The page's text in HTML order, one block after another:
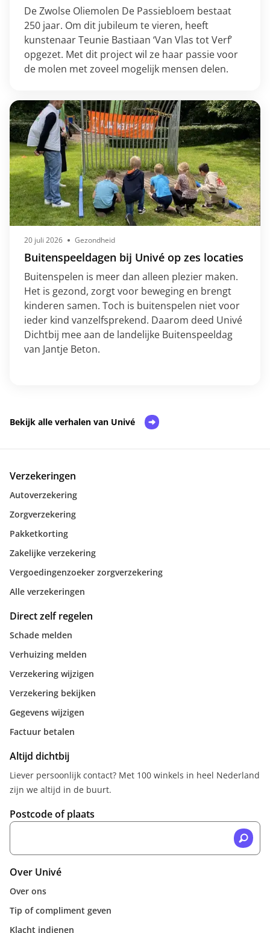
De Zwolse Oliemolen De Passiebloem bestaat
250 jaar. Om dit jubileum te vieren, heeft
kunstenaar Teunie Bastiaan ‘Van Vlas tot Verf’
opgezet. Met dit project wil ze haar passie voor
de molen met zoveel mogelijk mensen delen.
Buitenspeeldagen bij Univé op zes locaties
20 juli 2026 Gezondheid
Buitenspelen is meer dan alleen plezier maken.
Het is gezond, zorgt voor beweging en brengt
kinderen samen. Toch is buitenspelen niet voor
ieder kind vanzelfsprekend. Daarom deed Univé
Dichtbij mee aan de landelijke Buitenspeeldag
van Jantje Beton.
Bekijk alle verhalen van Univé
Verzekeringen
Autoverzekering
Zorgverzekering
Pakketkorting
Zakelijke verzekering
Vergoedingenzoeker zorgverzekering
Alle verzekeringen
Direct zelf regelen
Schade melden
Verhuizing melden
Verzekering wijzigen
Verzekering bekijken
Gegevens wijzigen
Factuur betalen
Altijd dichtbij
Liever persoonlijk contact? Met 100 winkels in heel Nederland
zijn we altijd in de buurt.
Postcode of plaats
Over Univé
Over ons
Tip of compliment geven
Klacht indienen